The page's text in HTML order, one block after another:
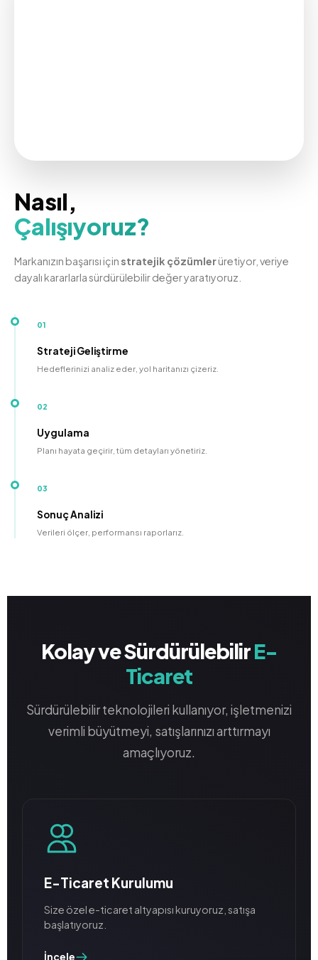
Nasıl,
Çalışıyoruz?
Markanızın başarısı için stratejik çözümlerüretiyor, veriye
dayalı kararlarla sürdürülebilir değer yaratıyoruz.
01
Strateji Geliştirme
Hedeflerinizi analiz eder, yol haritanızı çizeriz.
02
Uygulama
Planı hayata geçirir, tüm detayları yönetiriz.
03
Sonuç Analizi
Verileri ölçer, performansı raporlarız.
Kolay ve SürdürülebilirE-
Ticaret
Sürdürülebilir teknolojileri kullanıyor, işletmenizi
verimli büyütmeyi, satışlarınızı arttırmayı
amaçlıyoruz.
E-Ticaret Kurulumu
Size özel e-ticaret altyapısı kuruyoruz, satışa
başlatıyoruz.
İncele